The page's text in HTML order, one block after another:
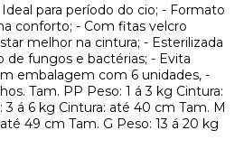
para período do cio; - Formato
conforto; - Com fitas velcro
melhor na cintura; - Esterilizada
de fungos e bactérias; - Evita
embalagem com 6 unidades, -
Tam. PP Peso: 1 á 3 kg Cintura:
3 á 6 kg Cintura: até 40 cm Tam. M
49 cm Tam. G Peso: 13 á 20 kg